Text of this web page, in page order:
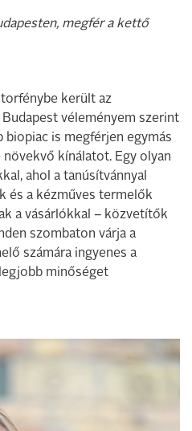
megfér a kettő
került az
véleményem szerint
biopiac is megférjen egymás
kínálatot. Egy olyan
ahol a tanúsítvánnyal
és a kézműves termelők
a vásárlókkal – közvetítők
szombaton várja a
számára ingyenes a
minőséget